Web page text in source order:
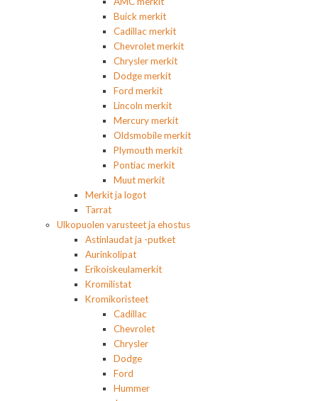
Buick merkit
Cadillac merkit
Chevrolet merkit
Chrysler merkit
Dodge merkit
Ford merkit
Lincoln merkit
Mercury merkit
Oldsmobile merkit
Plymouth merkit
Pontiac merkit
Muut merkit
Merkit ja logot
Tarrat
Ulkopuolen varusteet ja ehostus
Astinlaudat ja -putket
Aurinkolipat
Erikoiskeulamerkit
Kromilistat
Kromikoristeet
Cadillac
Chevrolet
Chrysler
Dodge
Ford
Hummer